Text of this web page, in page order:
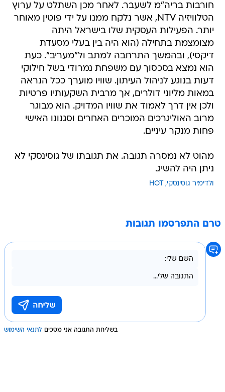
חורבות בריה"מ לשעבר. לאחר מכן השתלט על ערוץ
הטלוויזיה NTV, אשר נלקח ממנו על ידי פוטין מאוחר
יותר. הפעילות העסקית שלו בישראל היתה
מצומצמת בתחילה (הוא היה בין בעלי מסעדת
דיקסי), ובהמשך התרחבה למתב ול"מעריב". כעת
הוא נמצא בסכסוך עם משפחת נמרודי בשל חילוקי
דעות בנוגע לניהול העיתון. שוויו מוערך ככל הנראה
במאות מליוני דולרים, אך מרבית השקעותיו פרטיות
ולכן אין דרך לאמוד את שוויו המדויק. הוא מבוגר
מרוב האוליגרכים המוכרים האחרים וסגנונו האישי
פחות מנקר עיניים.
מהוט לא נמסרה תגובה. את תגובתו של גוסינסקי לא
ניתן היה להשיג.
ולדימיר גוסינסקי HOT
טרם התפרסמו תגובות
בשליחת התגובה אני מסכים לתנאי השימוש